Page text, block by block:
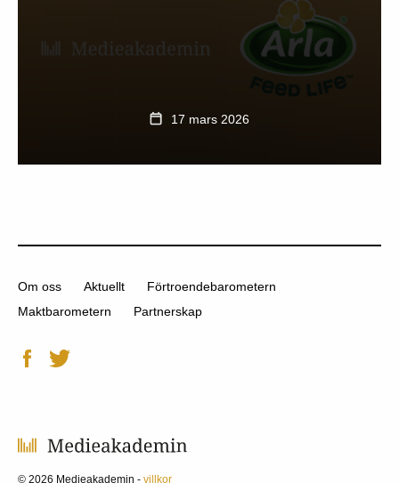
17 mars 2026
Om oss Aktuellt
Förtroendebarometern
Maktbarometern
Partnerskap
© 2026 Medieakademin - villkor